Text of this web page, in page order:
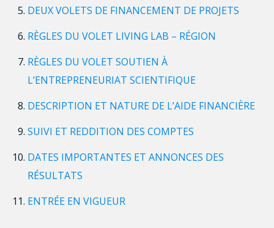
DEUX VOLETS DE FINANCEMENT DE PROJETS
RÈGLES DU VOLET LIVING LAB – RÉGION
RÈGLES DU VOLET SOUTIEN À
L’ENTREPRENEURIAT SCIENTIFIQUE
DESCRIPTION ET NATURE DE L’AIDE FINANCIÈRE
SUIVI ET REDDITION DES COMPTES
DATES IMPORTANTES ET ANNONCES DES
RÉSULTATS
ENTRÉE EN VIGUEUR